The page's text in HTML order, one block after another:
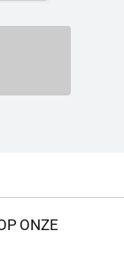
ONZE